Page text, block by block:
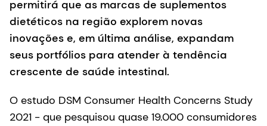
permitirá que as marcas de suplementos
dietéticos na região explorem novas
inovações e, em última análise, expandam
seus portfólios para atender à tendência
crescente de saúde intestinal.
O estudo DSM Consumer Health Concerns Study
2021 - que pesquisou quase 19.000 consumidores